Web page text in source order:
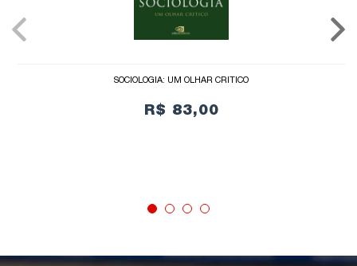
SOCIOLOGIA: UM OLHAR CRÍTICO
R$ 83,00